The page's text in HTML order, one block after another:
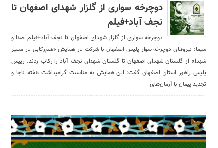
دوچرخه سواری از گلزار شهدای اصفهان تا
نجف آباد+فیلم
دوچرخه سواری از گلزار شهدای اصفهان تا نجف آباد+فیلم صدا و
سیما: نیرو‌های دوچرخه سوار پلیس اصفهان با شرکت در همایش «هم‌رکابی در مسیر
شهدا» از گلستان شهدای اصفهان تا گلستان شهدای نجف آباد را رکاب زدند. رییس
پلیس راهور استان اصفهان گفت: این همایش به مناسبت گرامیداشت هفته ناجا و
تجدید پیمان با آرمان‌های